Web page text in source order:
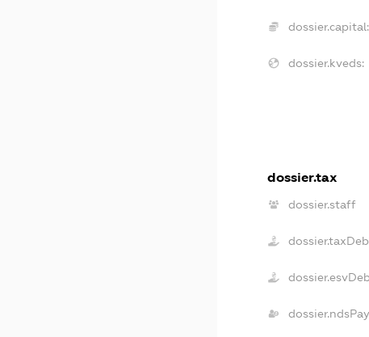
dossier.capital:
dossier.kveds:
dossier.tax
dossier.staff